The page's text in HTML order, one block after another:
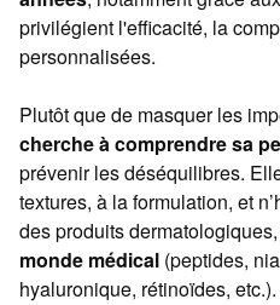
privilégient l'efficacité, la
personnalisées.
Plutôt que de masquer les
cherche à comprendre sa
prévenir les déséquilibres.
textures, à la formulation, et
des produits
monde médical (peptides,
hyaluronique, rétinoïdes, etc.).